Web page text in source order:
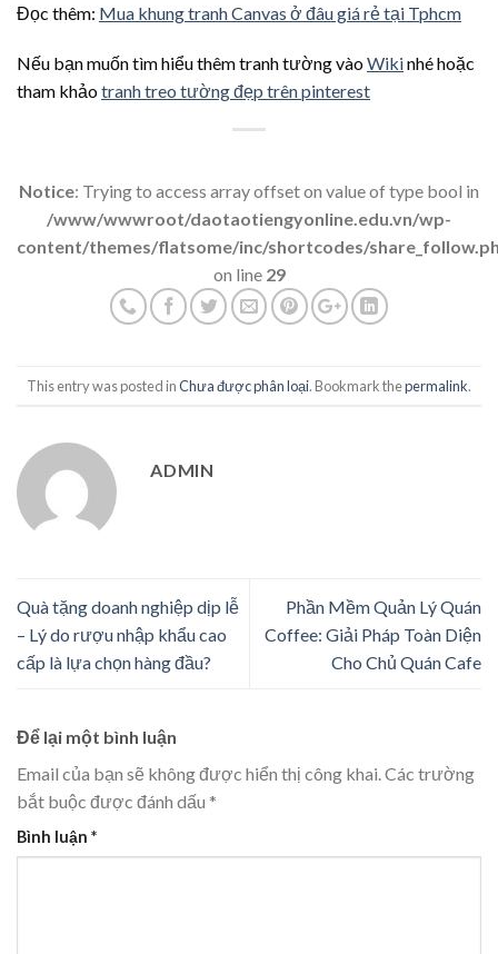
Đọc thêm: Mua khung tranh Canvas ở đâu giá rẻ tại Tphcm
Nếu bạn muốn tìm hiểu thêm tranh tường vàoWikinhé hoặc
tham khảotranh treo tường đẹp trên pinterest
Notice: Trying to access array offset on value of type bool in
/www/wwwroot/daotaotiengyonline.edu.vn/wp-
content/themes/flatsome/inc/shortcodes/
on line 29
This entry was posted inChưa được phân loại. Bookmark thepermalink.
ADMIN
Quà tặng doanh nghiệp dịp lễ
– Lý do rượu nhập khẩu cao
cấp là lựa chọn hàng đầu?
Phần Mềm Quản Lý Quán
Coffee: Giải Pháp Toàn Diện
Cho Chủ Quán Cafe
Để lại một bình luận
Email của bạn sẽ không được hiển thị công khai.Các trường
bắt buộc được đánh dấu *
Bình luận *